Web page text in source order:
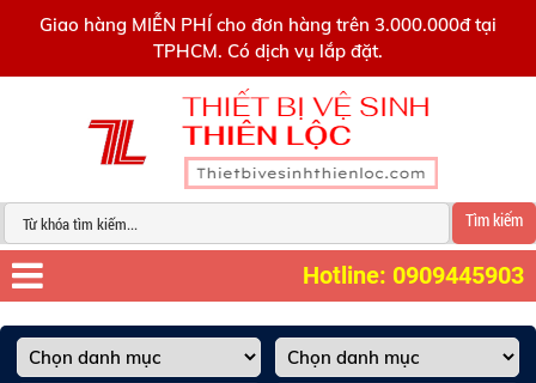
Giao hàng MIỄN PHÍ cho đơn hàng trên 3.000.000đ tại
TPHCM. Có dịch vụ lắp đặt.
Tìm kiếm
Hotline: 0909445903
0909445903